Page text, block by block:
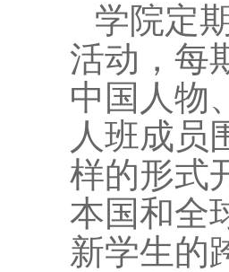
学院定
活动，每
中国人物
人班成员
样的形式
本国和全
新学生的